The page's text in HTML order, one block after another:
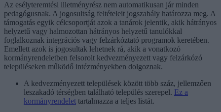
Az esélyteremtési illetményrész nem automatikusan jár minden
pedagógusnak. A jogosultság feltételeit jogszabály határozza meg. A
támogatás egyik célcsoportját azok a tanárok jelentik, akik hátrányos
helyzetű vagy halmozottan hátrányos helyzetű tanulókkal
foglalkoznak integrációs vagy felzárkóztató programok keretében.
Emellett azok is jogosultak lehetnek rá, akik a vonatkozó
kormányrendeletben felsorolt kedvezményezett vagy felzárkózó
településeken működő intézményekben dolgoznak.
A kedvezményezett települések között több száz, jellemzően
leszakadó térségben található település szerepel. Ez a
kormányrendelet tartalmazza a teljes listát.